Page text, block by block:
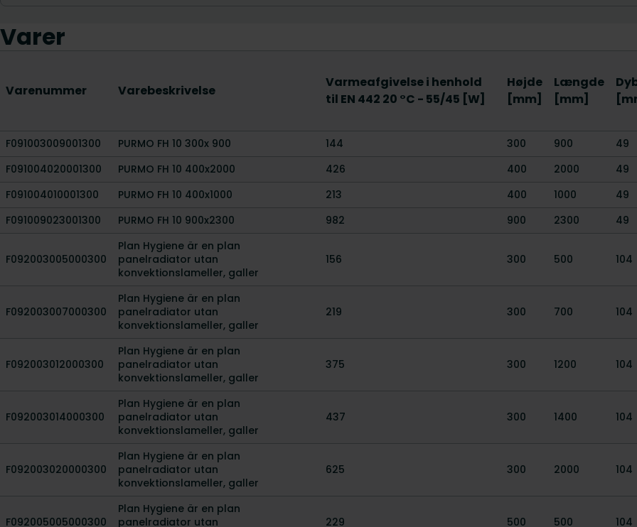
Varer
Varenummer Varebeskrivelse
Varmeafgivelse i henhold
til EN 442 20 °C - 55/45 [W]
Højde
[mm]
Længde
[mm]
F091003009001300 PURMO FH 10 300x 900 144 300 900 49
F091004020001300
PURMO FH 10 400x2000 426 400 2000 49
F091004010001300
PURMO FH 10 400x1000 213 400 1000 49
F091009023001300
PURMO FH 10 900x2300 982 900 2300 49
F092003005000300
Plan Hygiene är en plan
panelradiator utan
konvektionslameller, galler
156 300 500 104
F092003007000300
Plan Hygiene är en plan
panelradiator utan
konvektionslameller, galler
219 300 700 104
F092003012000300
Plan Hygiene är en plan
panelradiator utan
konvektionslameller, galler
375 300 1200 104
F092003014000300
Plan Hygiene är en plan
panelradiator utan
konvektionslameller, galler
437 300 1400 104
F092003020000300
Plan Hygiene är en plan
panelradiator utan
konvektionslameller, galler
625 300 2000 104
F092005005000300
Plan Hygiene är en plan
panelradiator utan
229 500 500 104